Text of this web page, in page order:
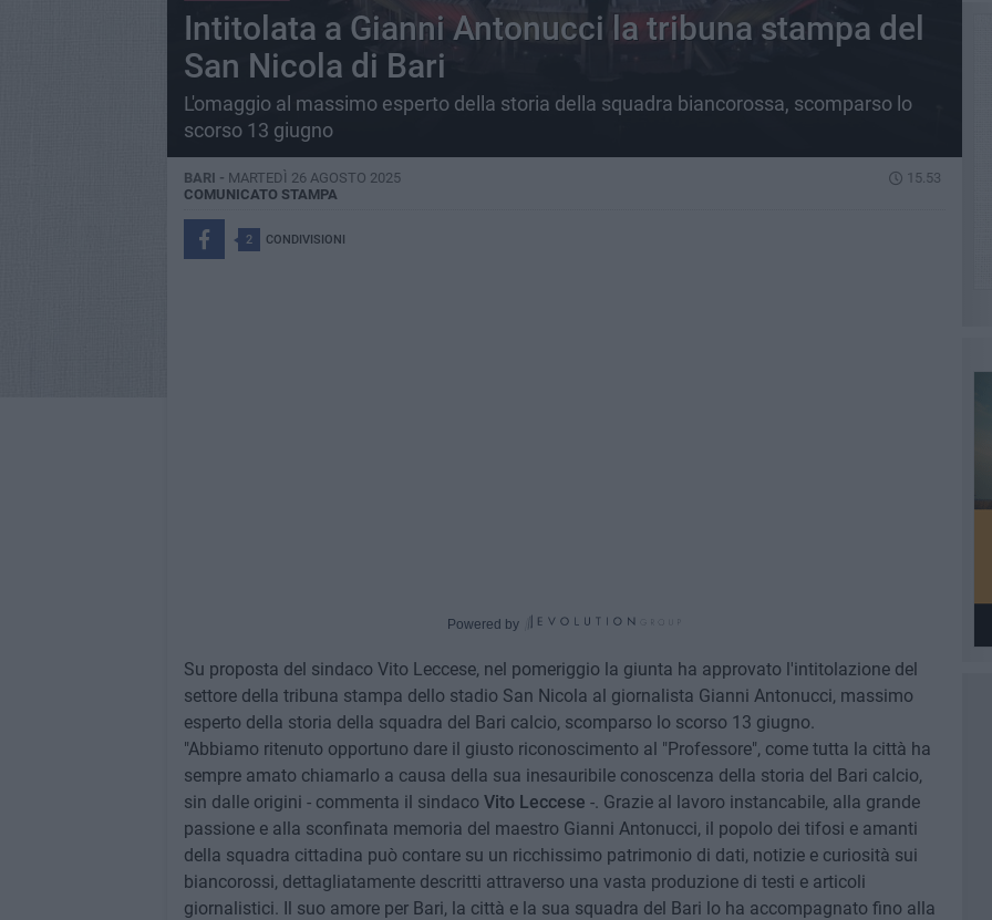
Intitolata a Gianni Antonucci la tribuna stampa del
San Nicola di Bari
L'omaggio al massimo esperto della storia della squadra biancorossa, scomparso lo
scorso 13 giugno
BARI - MARTEDÌ 26 AGOSTO 2025
15.53
COMUNICATO STAMPA
2 CONDIVISIONI
Powered by
Su proposta del sindaco Vito Leccese, nel pomeriggio la giunta ha approvato l'intitolazione del
settore della tribuna stampa dello stadio San Nicola al giornalista Gianni Antonucci, massimo
esperto della storia della squadra del Bari calcio, scomparso lo scorso 13 giugno.
"Abbiamo ritenuto opportuno dare il giusto riconoscimento al "Professore", come tutta la città ha
sempre amato chiamarlo a causa della sua inesauribile conoscenza della storia del Bari calcio,
sin dalle origini - commenta il sindaco Vito Leccese -. Grazie al lavoro instancabile, alla grande
passione e alla sconfinata memoria del maestro Gianni Antonucci, il popolo dei tifosi e amanti
della squadra cittadina può contare su un ricchissimo patrimonio di dati, notizie e curiosità sui
biancorossi, dettagliatamente descritti attraverso una vasta produzione di testi e articoli
giornalistici. Il suo amore per Bari, la città e la sua squadra del Bari lo ha accompagnato fino alla